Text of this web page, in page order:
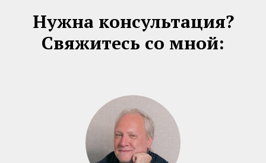
Нужна консультация?
Свяжитесь со мной: